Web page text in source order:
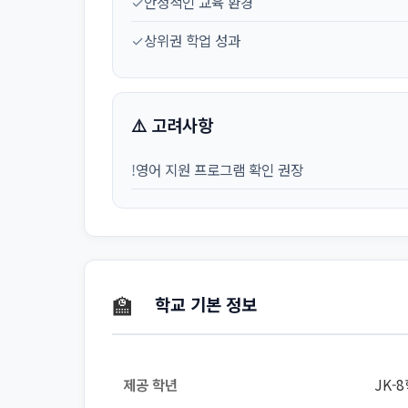
✓상위권 학업 성과
⚠️ 고려사항
!영어 지원 프로그램 확인 권장
🏫 학교 기본 정보
제공 학년 JK-8